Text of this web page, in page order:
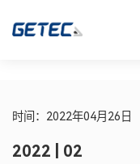
时间：2022年04月26日
2022 | 02